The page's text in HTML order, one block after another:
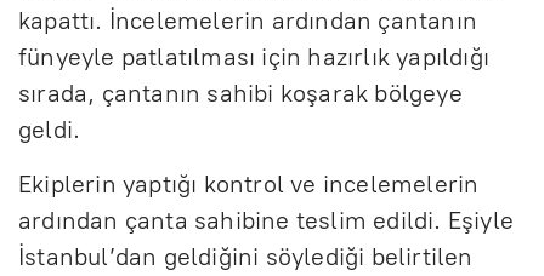
kapattı. İncelemelerin ardından çantanın
fünyeyle patlatılması için hazırlık yapıldığı
sırada, çantanın sahibi koşarak bölgeye
geldi.
Ekiplerin yaptığı kontrol ve incelemelerin
ardından çanta sahibine teslim edildi. Eşiyle
İstanbul’dan geldiğini söylediği belirtilen